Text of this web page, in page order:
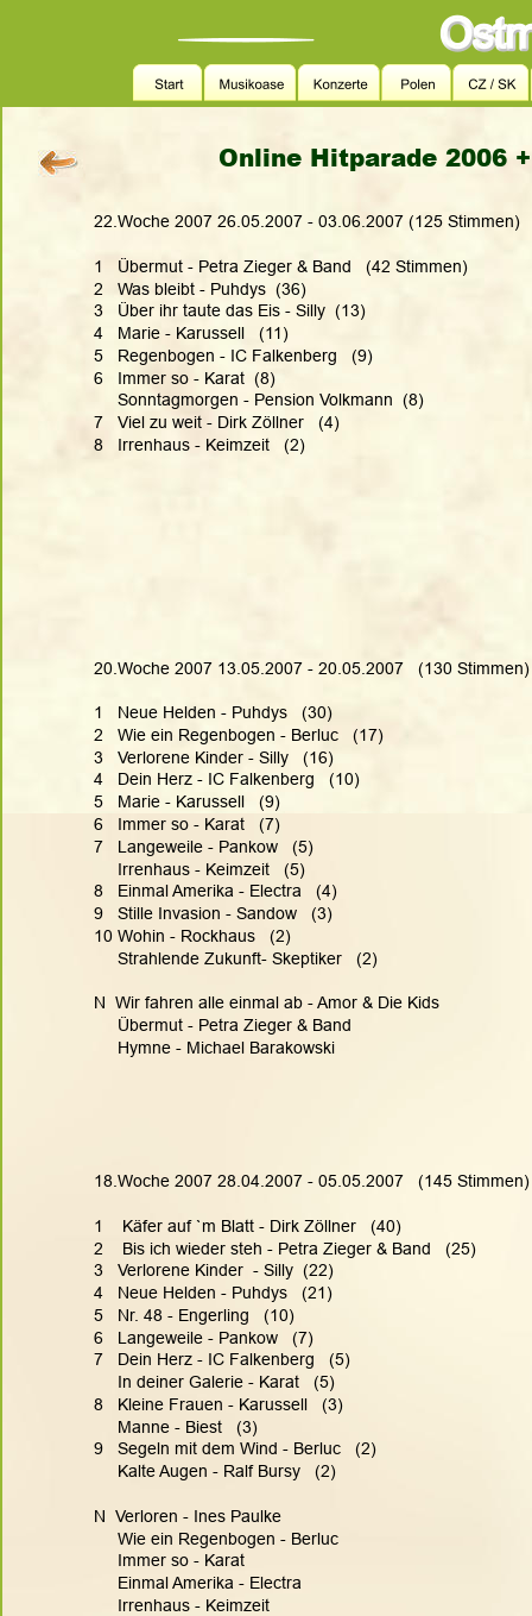
Online Hitparade 2006
22.Woche 2007 26.05.2007 - 03.06.2007 (125 Stimmen)
1   Übermut - Petra Zieger & Band   (42 Stimmen)
2   Was bleibt - Puhdys  (36)
3   Über ihr taute das Eis - Silly  (13)
4   Marie - Karussell   (11)
5   Regenbogen - IC Falkenberg   (9)
6   Immer so - Karat  (8)
     Sonntagmorgen - Pension Volkmann  (8)
7   Viel zu weit - Dirk Zöllner   (4)
8   Irrenhaus - Keimzeit   (2)
20.Woche 2007 13.05.2007 - 20.05.2007   (130 Stimmen)
1   Neue Helden - Puhdys   (30)
2   Wie ein Regenbogen - Berluc   (17)
3   Verlorene Kinder - Silly   (16)
4   Dein Herz - IC Falkenberg   (10)
5   Marie - Karussell   (9)
6   Immer so - Karat   (7)
7   Langeweile - Pankow   (5)
     Irrenhaus - Keimzeit   (5)
8   Einmal Amerika - Electra   (4)
9   Stille Invasion - Sandow   (3)
10 Wohin - Rockhaus   (2)
     Strahlende Zukunft- Skeptiker   (2)
N  Wir fahren alle einmal ab - Amor & Die Kids
     Übermut - Petra Zieger & Band
     Hymne - Michael Barakowski
18.Woche 2007 28.04.2007 - 05.05.2007   (145 Stimmen)
1    Käfer auf `m Blatt - Dirk Zöllner   (40)
2    Bis ich wieder steh - Petra Zieger & Band   (25)
3   Verlorene Kinder  - Silly  (22)
4   Neue Helden - Puhdys   (21)
5   Nr. 48 - Engerling   (10)
6   Langeweile - Pankow   (7)
7   Dein Herz - IC Falkenberg   (5)
     In deiner Galerie - Karat   (5)
8   Kleine Frauen - Karussell   (3)
     Manne - Biest   (3)
9   Segeln mit dem Wind - Berluc   (2)
     Kalte Augen - Ralf Bursy   (2)
N  Verloren - Ines Paulke
     Wie ein Regenbogen - Berluc
     Immer so - Karat
     Einmal Amerika - Electra
     Irrenhaus - Keimzeit